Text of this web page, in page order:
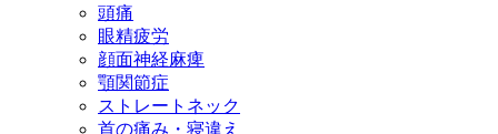
頭痛
眼精疲労
顔面神経麻痺
顎関節症
ストレートネック
首の痛み・寝違え